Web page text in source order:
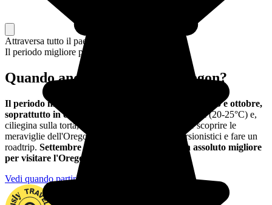
Attraversa tutto il paese, o solo una parte
Il periodo migliore per partire
Quando andare in Oregon Oregon?
Il periodo migliore per visitare l'Oregon è tra maggio e ottobre,
soprattutto in estate
. Le temperature sono piacevoli (20-25°C) e,
ciliegina sulla torta, non piove molto. È ideale per scoprire le
meraviglie dell'Oregon, percorrere sentieri escursionistici e fare un
roadtrip. Settembre è probabilmente il mese in assoluto migliore
per visitare l'Oregon.
Vedi quando partire